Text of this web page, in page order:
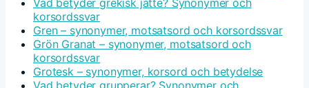
korsordssvar
Gren – synonymer, motsatsord och korsordssvar
Grön Granat – synonymer, motsatsord och
korsordssvar
Grotesk – synonymer, korsord och betydelse
Vad betyder grupperar? Synonymer och